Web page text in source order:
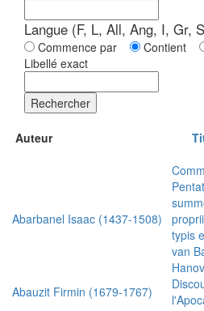
Langue (F, L, All, Ang, I, Gr,
Commence par Contient
Libellé exact
Rechercher
Auteur
Abarbanel Isaac (1437-1508)
typis
van
Abauzit Firmin (1679-1767)